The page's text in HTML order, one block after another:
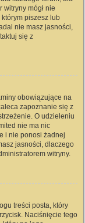
witryny mógł nie
piszesz lub
nie masz jasności,
się z
obowiązujące na
zapoznanie się z
O udzieleniu
nie ma nic
i nie ponosi żadnej
jasności, dlaczego
witryny.
treści posta, który
Naciśnięcie tego